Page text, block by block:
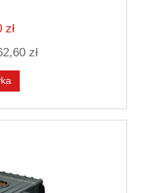
zł
zł